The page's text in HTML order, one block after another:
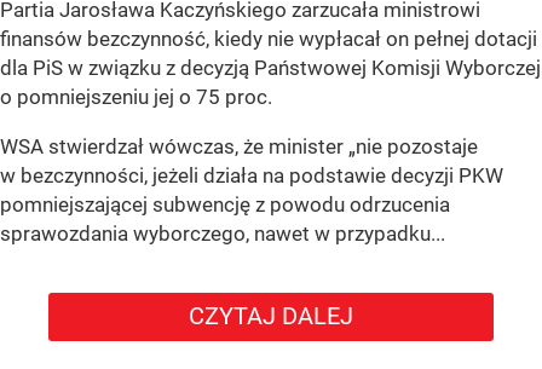
Partia Jarosława Kaczyńskiego zarzucała ministrowi
finansów bezczynność, kiedy nie wypłacał on pełnej dotacji
dla PiS w związku z decyzją Państwowej Komisji Wyborczej
o pomniejszeniu jej o 75 proc.
WSA stwierdzał wówczas, że minister „nie pozostaje
w bezczynności, jeżeli działa na podstawie decyzji PKW
pomniejszającej subwencję z powodu odrzucenia
sprawozdania wyborczego, nawet w przypadku...
CZYTAJ DALEJ